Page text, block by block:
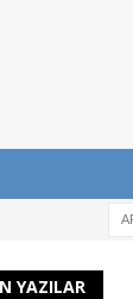
YAZILAR